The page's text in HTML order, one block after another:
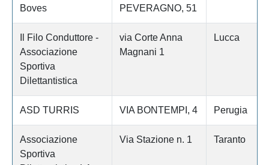
Boves
PEVERAGNO, 51
Il Filo Conduttore -
Associazione
Sportiva
Dilettantistica
via Corte Anna
Magnani 1
Lucca
ASD TURRIS VIA BONTEMPI, 4 Perugia
Associazione
Sportiva
Via Stazione n. 1 Taranto